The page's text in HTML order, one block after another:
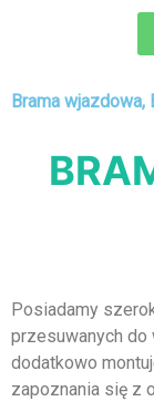
Brama
Posiadamy
przesuwanych do
dodatkowo
zapoznania się z